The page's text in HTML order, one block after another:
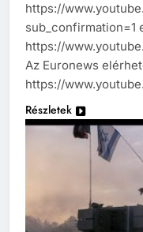
https://
sub_confirmation=1
https://
Az Euronews
https://
Részletek